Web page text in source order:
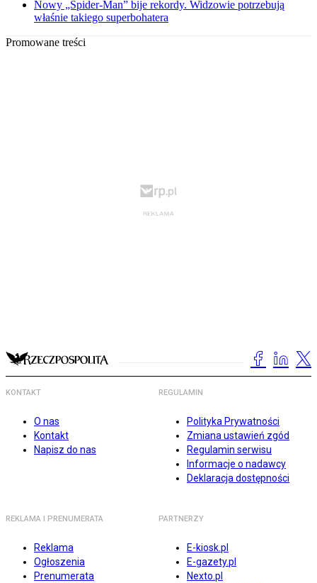
Nowy „Spider-Man” bije rekordy. Widzowie potrzebują
właśnie takiego superbohatera
Promowane treści
KONTAKT
O nas
Kontakt
Napisz do nas
REGULAMIN
Polityka Prywatności
Zmiana ustawień zgód
Regulamin serwisu
Informacje o nadawcy
Deklaracja dostępności
REKLAMA I PRENUMERATA
Reklama
Ogłoszenia
Prenumerata
PARTNERZY
E-kiosk.pl
E-gazety.pl
Nexto.pl